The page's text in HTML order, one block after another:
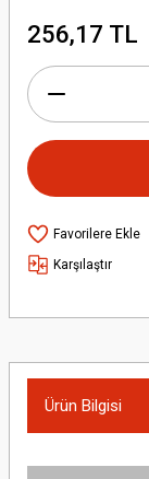
256,17 TL
Karşılaştır
Ürün Bilgisi